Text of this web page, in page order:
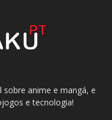
anime e mangá, e
e tecnologia!